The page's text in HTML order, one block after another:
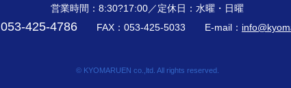
営業時間：8:30?17:00／定休日：水曜・日曜
053-425-4786 FAX：053-425-5033 E-mail：
© KYOMARUEN co.,ltd. All rights reserved.